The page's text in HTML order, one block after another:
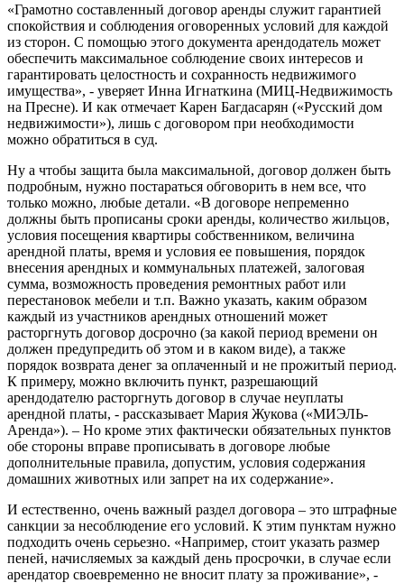
«Грамотно составленный договор аренды служит гарантией
спокойствия и соблюдения оговоренных условий для каждой
из сторон. С помощью этого документа арендодатель может
обеспечить максимальное соблюдение своих интересов и
гарантировать целостность и сохранность недвижимого
имущества», - уверяет Инна Игнаткина (МИЦ-Недвижимость
на Пресне). И как отмечает Карен Багдасарян («Русский дом
недвижимости»), лишь с договором при необходимости
можно обратиться в суд.
Ну а чтобы защита была максимальной, договор должен быть
подробным, нужно постараться обговорить в нем все, что
только можно, любые детали. «В договоре непременно
должны быть прописаны сроки аренды, количество жильцов,
условия посещения квартиры собственником, величина
арендной платы, время и условия ее повышения, порядок
внесения арендных и коммунальных платежей, залоговая
сумма, возможность проведения ремонтных работ или
перестановок мебели и т.п. Важно указать, каким образом
каждый из участников арендных отношений может
расторгнуть договор досрочно (за какой период времени он
должен предупредить об этом и в каком виде), а также
порядок возврата денег за оплаченный и не прожитый период.
К примеру, можно включить пункт, разрешающий
арендодателю расторгнуть договор в случае неуплаты
арендной платы, - рассказывает Мария Жукова («МИЭЛЬ-
Аренда»). – Но кроме этих фактически обязательных пунктов
обе стороны вправе прописывать в договоре любые
дополнительные правила, допустим, условия содержания
домашних животных или запрет на их содержание».
И естественно, очень важный раздел договора – это штрафные
санкции за несоблюдение его условий. К этим пунктам нужно
подходить очень серьезно. «Например, стоит указать размер
пеней, начисляемых за каждый день просрочки, в случае если
арендатор своевременно не вносит плату за проживание», -